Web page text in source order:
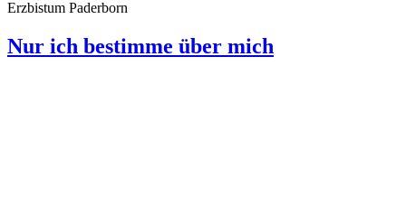
Erzbistum Paderborn
Nur ich bestimme über mich